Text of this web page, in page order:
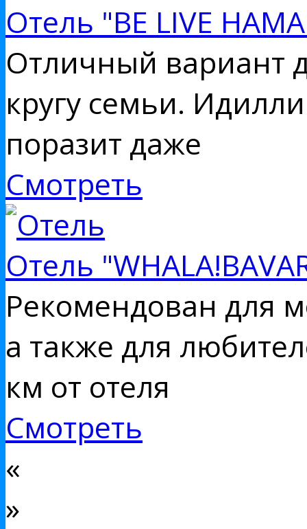
Отель "BE LIVE
Отличный вариант
кругу семьи.
поразит даже
Смотреть
Отель
Рекомендован для
а также для
км от отеля
Смотреть
«
»